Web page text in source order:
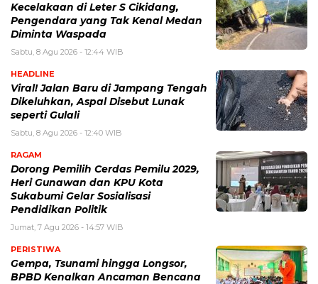
Kecelakaan di Leter S Cikidang,
Pengendara yang Tak Kenal Medan
Diminta Waspada
Sabtu, 8 Agu 2026 - 12:44 WIB
HEADLINE
Viral! Jalan Baru di Jampang Tengah
Dikeluhkan, Aspal Disebut Lunak
seperti Gulali
Sabtu, 8 Agu 2026 - 12:40 WIB
RAGAM
Dorong Pemilih Cerdas Pemilu 2029,
Heri Gunawan dan KPU Kota
Sukabumi Gelar Sosialisasi
Pendidikan Politik
Jumat, 7 Agu 2026 - 14:57 WIB
PERISTIWA
Gempa, Tsunami hingga Longsor,
BPBD Kenalkan Ancaman Bencana